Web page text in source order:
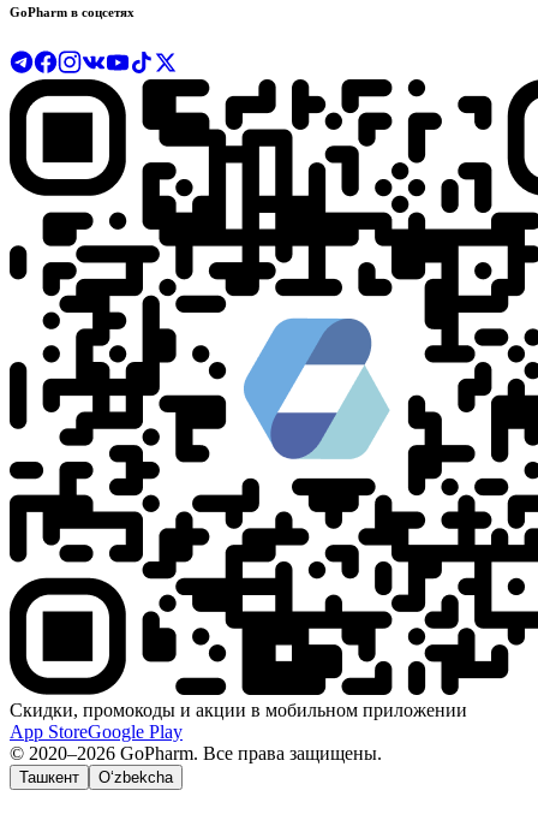
GoPharm в соцсетях
Скидки, промокоды и акции в мобильном приложении
App StoreGoogle Play
© 2020–2026 GoPharm. Все права защищены.
Ташкент O‘zbekcha